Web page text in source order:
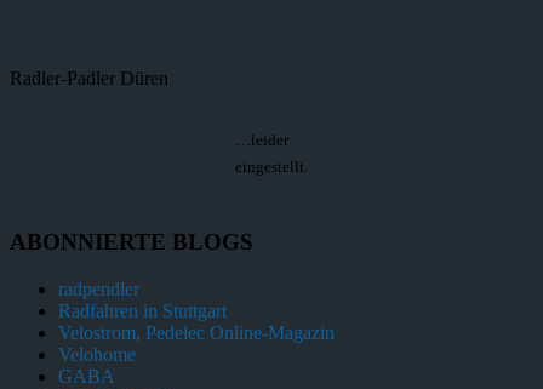
Radler-Padler Düren
…leider
eingestellt.
ABONNIERTE BLOGS
radpendler
Radfahren in Stuttgart
Velostrom, Pedelec Online-Magazin
Velohome
GABA